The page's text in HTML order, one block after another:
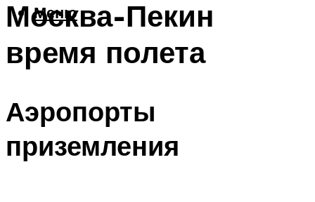
Меню
Москва-Пекин
время полета
Аэропорты
приземления